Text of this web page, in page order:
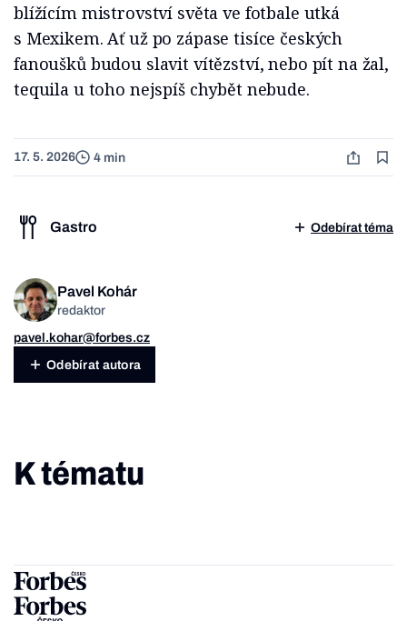
blížícím mistrovství světa ve fotbale utká
s Mexikem. Ať už po zápase tisíce českých
fanoušků budou slavit vítězství, nebo pít na žal,
tequila u toho nejspíš chybět nebude.
17. 5. 2026 4 min
Gastro Odebírat téma
Pavel Kohár
redaktor
pavel.kohar@forbes.cz
Odebírat autora
K tématu